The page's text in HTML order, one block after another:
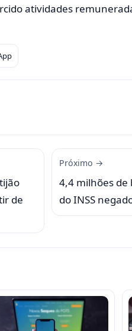
atividades
de
Próximo →
4,4 milhões de
do INSS